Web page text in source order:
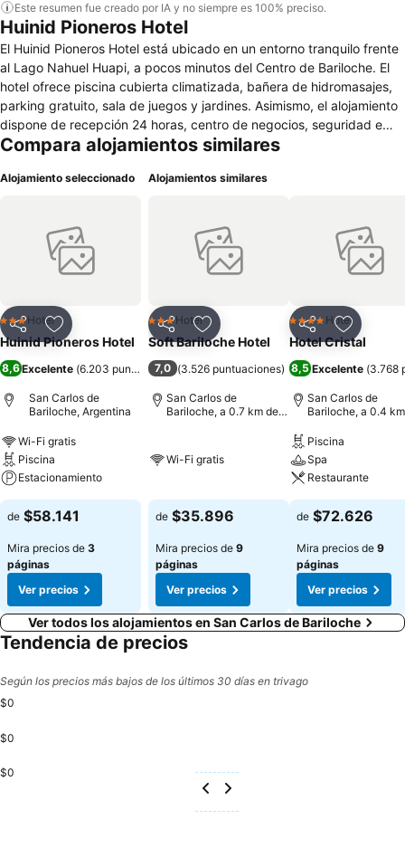
Este resumen fue creado por IA y no siempre es 100% preciso.
Huinid Pioneros Hotel
El Huinid Pioneros Hotel está ubicado en un entorno tranquilo frente
al Lago Nahuel Huapi, a pocos minutos del Centro de Bariloche. El
hotel ofrece piscina cubierta climatizada, bañera de hidromasajes,
parking gratuito, sala de juegos y jardines. Asimismo, el alojamiento
dispone de recepción 24 horas, centro de negocios, seguridad e
instalaciones adaptadas para personas con movilidad reducida. El
la Catedral de Nuestra Señora de Nahuel Huapi. Igualmente, a
cortesía. Además, a menos de 500 metros se encuentra el
restaurante Batistin del Villa Huinid Hotel Bustillo, donde se sirven
almuerzos y cenas a la carta. Todas las habitaciones, algunas
completo con secador de cabello.
Compara alojamientos similares
Alojamiento seleccionado
CompartirAgregar a favoritos
3 Estrellas
Hotel
Huinid Pioneros Hotel
8,6Excelente (6.203 puntuaciones)
San Carlos de
Bariloche, Argentina
Wi-Fi gratis
Piscina
Estacionamiento
de $58.141
Mira precios de 3
páginas
Ver precios
Alojamientos similares
CompartirAgregar a favoritos
3 Estrellas
Hotel
Soft Bariloche Hotel
7,0 (3.526 puntuaciones)
San Carlos de
Bariloche, a 0.7 km de:
Wi-Fi gratis
de $35.896
Mira precios de 9
páginas
Ver precios
CompartirAgregar
4 EstrellasHotel
Hotel Cristal
8,5 Excelente (3.768
San Carlos de
Bariloche, a 0.4
Piscina
Spa
Restaurante
de $72.626
Mira precios de 9
páginas
Ver precios
Ver todos los alojamientos en San Carlos de Bariloche
Tendencia de precios
Según los precios más bajos de los últimos 30 días en trivago
$0
$0
$0